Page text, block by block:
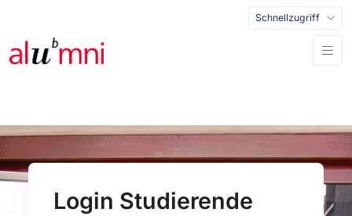
Schnellzugriff
Login Studierende